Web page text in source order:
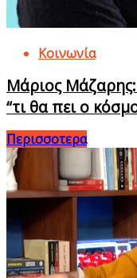
Κοινωνία
Μάριος
“τι θα πει ο
Περισσοτερα